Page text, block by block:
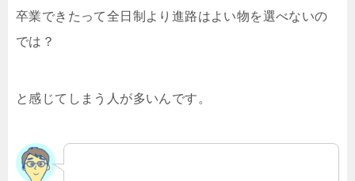
卒業できたって全日制より進路はよい物を選べないの
では？
と感じてしまう人が多いんです。